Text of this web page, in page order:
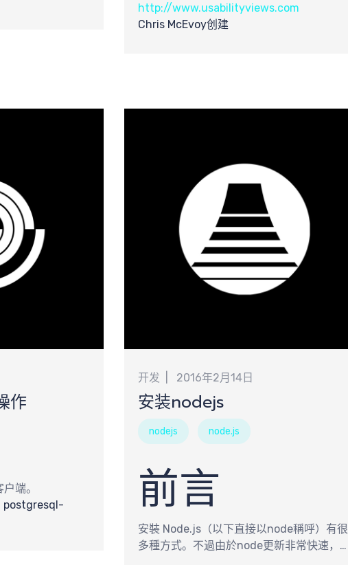
http://www.usabilityviews.com
Chris McEvoy创建
作
端。
开发 2016年2月14日
安装nodejs
nodejs node.js
前言
安裝 Node.js（以下直接以node稱呼）有很
多種方式。不過由於node更新非常快速，開